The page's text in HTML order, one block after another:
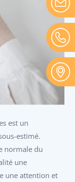
est un
estimé.
normale du
une
une attention et